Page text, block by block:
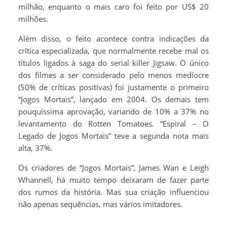
milhão, enquanto o mais caro foi feito por US$ 20
milhões.
Além disso, o feito acontece contra indicações da
crítica especializada, que normalmente recebe mal os
títulos ligados à saga do serial killer Jigsaw. O único
dos filmes a ser considerado pelo menos medíocre
(50% de críticas positivas) foi justamente o primeiro
“Jogos Mortais”, lançado em 2004. Os demais tem
pouquíssima aprovação, variando de 10% a 37% no
levantamento do Rotten Tomatoes. “Espiral – O
Legado de Jogos Mortais” teve a segunda nota mais
alta, 37%.
Os criadores de “Jogos Mortais”, James Wan e Leigh
Whannell, há muito tempo deixaram de fazer parte
dos rumos da história. Mas sua criação influenciou
não apenas sequências, mas vários imitadores.